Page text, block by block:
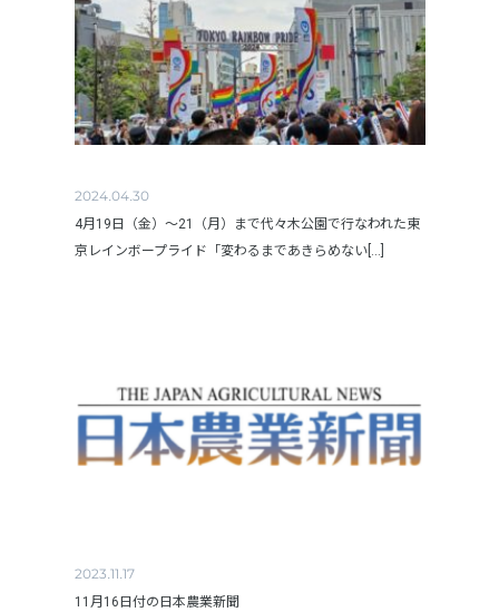
2024.04.30
4月19日（金）～21（月）まで代々木公園で行なわれた東
京レインボープライド「変わるまであきらめない[...]
2023.11.17
11月16日付の日本農業新聞